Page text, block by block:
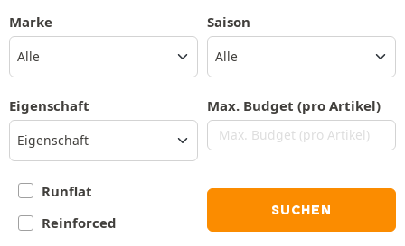
Marke
Alle
Saison
Eigenschaft
Eigenschaft
Max. Budget (pro Artikel)
Runflat
Reinforced
SUCHEN